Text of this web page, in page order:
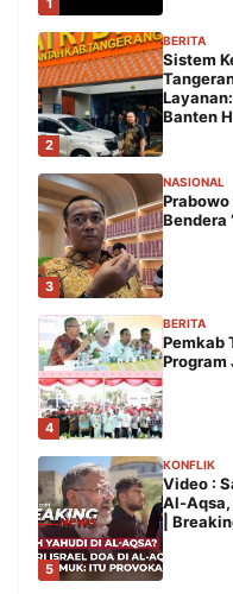
1
2
BERITA
Sistem
Banten
3
NASIONAL
Bendera
4
BERITA
Pemkab
Program
5
KONFLIK
Video :
Al-Aqsa,
|